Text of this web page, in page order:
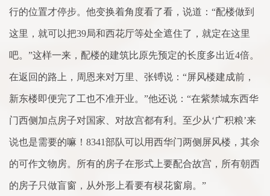
行的位置才停步。他变换着角度看了看，说道：“配楼做到
这里，就可以把39局和西花厅等处全遮住了，就定在这里
吧。”这样一来，配楼的建筑比原先预定的长度多出近4倍。
在返回的路上，周恩来对万里、张镈说：“屏风楼建成前，
新东楼即便完了工也不准开业。”他还说：“在紫禁城东西华
门西侧加点房子对国家、对故宫都有利。至少从‘广积粮’来
说也是需要的嘛！8341部队可以用西华门两侧屏风楼，其余
的可作文物房。所有的房子在形式上要配合故宫，所有朝西
的房子只做盲窗，从外形上看要有棂花窗扇。”